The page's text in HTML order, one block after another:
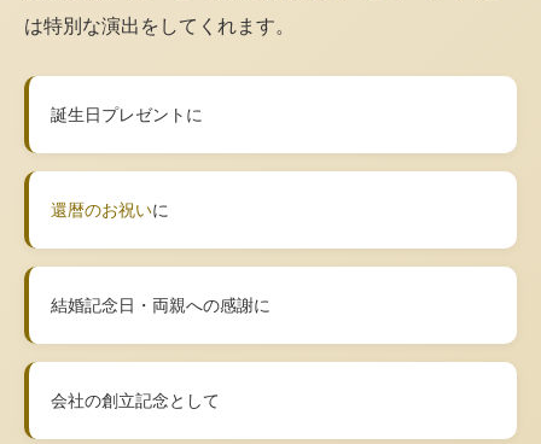
は特別な演出をしてくれます。
誕生日プレゼントに
還暦のお祝いに
結婚記念日・両親への感謝に
会社の創立記念として